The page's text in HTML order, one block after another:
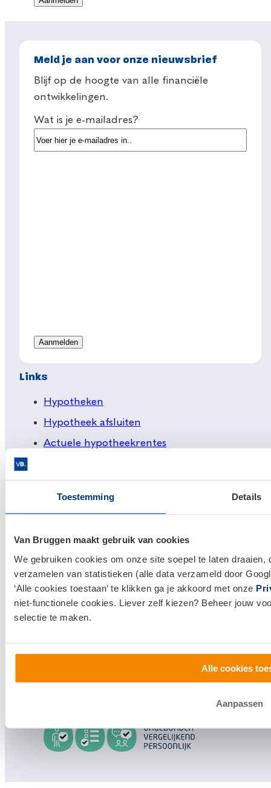
Toestemming Details
Van Bruggen maakt gebruik van cookies
We gebruiken cookies om onze site soepel te laten
verzamelen van statistieken (alle data verzameld door
‘Alle cookies toestaan’ te klikken ga je akkoord met onze
niet-functionele cookies. Liever zelf kiezen? Beheer jouw
selectie te maken.
Alle cookies
Aanpassen
Meld je aan voor onze nieuwsbrief
Blijf op de hoogte van alle financiële
ontwikkelingen.
Wat is je e-mailadres?
Links
Hypotheken
Hypotheek afsluiten
Actuele hypotheekrentes
Verzekeringsadvies
Huis verkopen
Klantenservice en contact
Bezoek eenvestiging bij jou in de buurt, of neem
contact met ons op.